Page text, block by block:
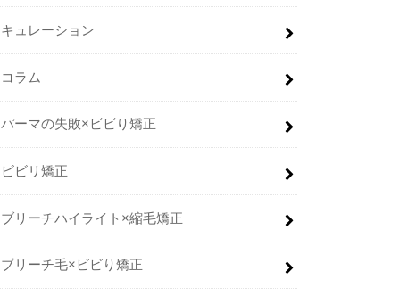
キュレーション
コラム
パーマの失敗×ビビり矯正
ビビリ矯正
ブリーチハイライト×縮毛矯正
ブリーチ毛×ビビり矯正